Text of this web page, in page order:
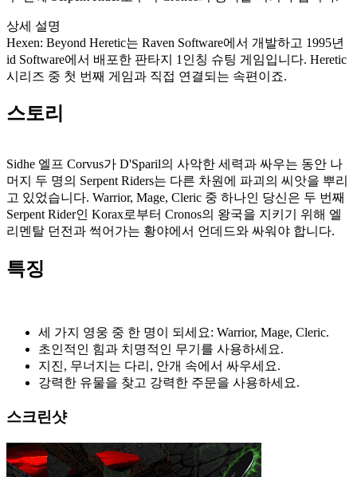
상세 설명
Hexen: Beyond Heretic는 Raven Software에서 개발하고 1995년
id Software에서 배포한 판타지 1인칭 슈팅 게임입니다. Heretic
시리즈 중 첫 번째 게임과 직접 연결되는 속편이죠.
스토리
Sidhe 엘프 Corvus가 D'Sparil의 사악한 세력과 싸우는 동안 나
머지 두 명의 Serpent Riders는 다른 차원에 파괴의 씨앗을 뿌리
고 있었습니다. Warrior, Mage, Cleric 중 하나인 당신은 두 번째
Serpent Rider인 Korax로부터 Cronos의 왕국을 지키기 위해 엘
리멘탈 던전과 썩어가는 황야에서 언데드와 싸워야 합니다.
특징
세 가지 영웅 중 한 명이 되세요: Warrior, Mage, Cleric.
초인적인 힘과 치명적인 무기를 사용하세요.
지진, 무너지는 다리, 안개 속에서 싸우세요.
강력한 유물을 찾고 강력한 주문을 사용하세요.
스크린샷